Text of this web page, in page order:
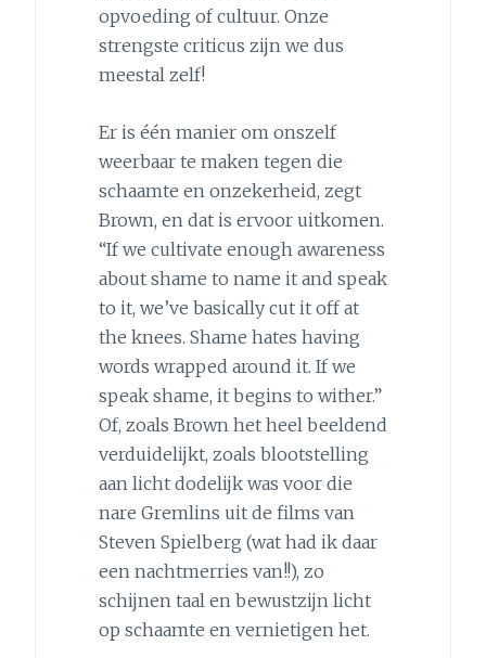
opvoeding of cultuur. Onze
strengste criticus zijn we dus
meestal zelf!
Er is één manier om onszelf
weerbaar te maken tegen die
schaamte en onzekerheid, zegt
Brown, en dat is ervoor uitkomen.
“If we cultivate enough awareness
about shame to name it and speak
to it, we’ve basically cut it off at
the knees. Shame hates having
words wrapped around it. If we
speak shame, it begins to wither.”
Of, zoals Brown het heel beeldend
verduidelijkt, zoals blootstelling
aan licht dodelijk was voor die
nare Gremlins uit de films van
Steven Spielberg (wat had ik daar
een nachtmerries van!!), zo
schijnen taal en bewustzijn licht
op schaamte en vernietigen het.